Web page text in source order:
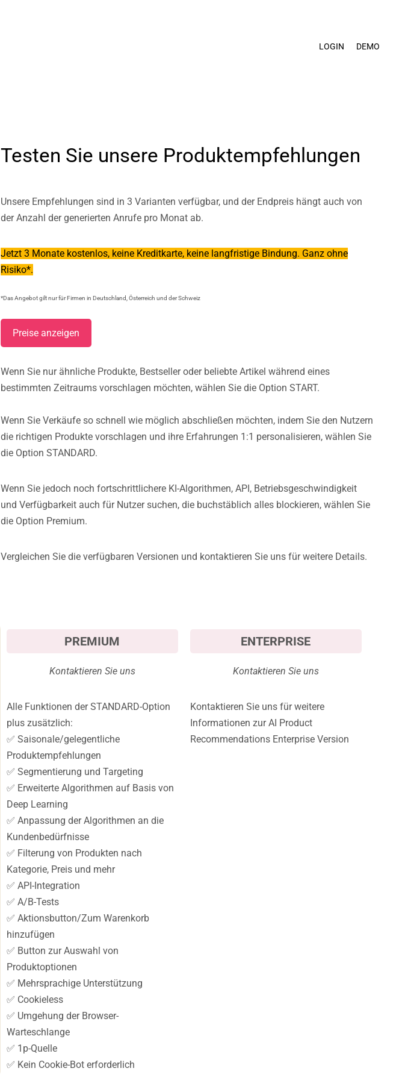
LOGIN DEMO
Testen Sie unsere Produktempfehlungen​​
Unsere Empfehlungen sind in 3 Varianten verfügbar, und der Endpreis hängt auch von
der Anzahl der generierten Anrufe pro Monat ab.
Jetzt 3 Monate kostenlos, keine Kreditkarte, keine langfristige Bindung. Ganz ohne
Risiko*.
*Das Angebot gilt nur für Firmen in Deutschland, Österreich und der Schweiz
Preise anzeigen
Wenn Sie nur ähnliche Produkte, Bestseller oder beliebte Artikel während eines
bestimmten Zeitraums vorschlagen möchten, wählen Sie die Option START.
Wenn Sie Verkäufe so schnell wie möglich abschließen möchten, indem Sie den Nutzern
die richtigen Produkte vorschlagen und ihre Erfahrungen 1:1 personalisieren, wählen Sie
die Option STANDARD.
Wenn Sie jedoch noch fortschrittlichere KI-Algorithmen, API, Betriebsgeschwindigkeit
und Verfügbarkeit auch für Nutzer suchen, die buchstäblich alles blockieren, wählen Sie
die Option Premium.
Vergleichen Sie die verfügbaren Versionen und kontaktieren Sie uns für weitere Details.​​
PREMIUM
Kontaktieren Sie uns
Alle Funktionen der STANDARD-Option
plus zusätzlich:
✅ Saisonale/gelegentliche
Produktempfehlungen
✅ Segmentierung und Targeting
✅ Erweiterte Algorithmen auf Basis von
Deep Learning
✅ Anpassung der Algorithmen an die
Kundenbedürfnisse
✅ Filterung von Produkten nach
Kategorie, Preis und mehr
✅ API-Integration
✅ A/B-Tests
✅ Aktionsbutton/Zum Warenkorb
hinzufügen
✅ Button zur Auswahl von
Produktoptionen
✅ Mehrsprachige Unterstützung
✅ Cookieless
✅ Umgehung der Browser-
Warteschlange
✅ 1p-Quelle
✅ Kein Cookie-Bot erforderlich
ENTERPRISE
Kontaktieren Sie uns
Kontaktieren Sie uns für weitere
Informationen zur AI Product
Recommendations Enterprise Version​
Necessary
These
are not
needed for
the
function.
how the
Experience
In order for
our website
to perform
as well as
possible
during your
refuse
these
cookies,
some
functionality
will
disappear
from the
website.
Marketing
By sharing
your
and
behavior as
you visit our
site, you
increase the
chance of